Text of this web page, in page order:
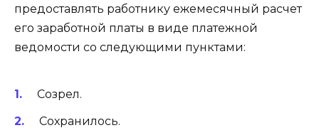
предоставлять работнику ежемесячный расчет
его заработной платы в виде платежной
ведомости со следующими пунктами:
Созрел.
Сохранилось.